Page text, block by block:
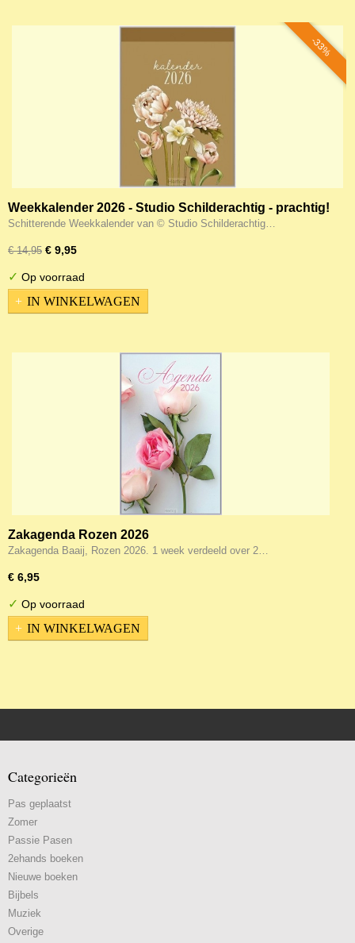
-33%
Weekkalender 2026 - Studio Schilderachtig - prachtig!
Schitterende Weekkalender van © Studio Schilderachtig…
€ 14,95 € 9,95
✓ Op voorraad
IN WINKELWAGEN
Zakagenda Rozen 2026
Zakagenda Baaij, Rozen 2026. 1 week verdeeld over 2…
€ 6,95
✓ Op voorraad
IN WINKELWAGEN
Categorieën
Pas geplaatst
Zomer
Passie Pasen
2ehands boeken
Nieuwe boeken
Bijbels
Muziek
Overige